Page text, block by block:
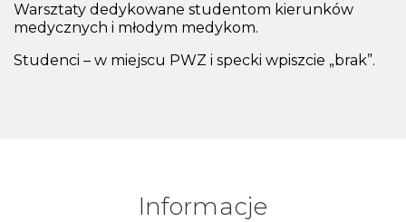
Warsztaty dedykowane studentom kierunków
medycznych i młodym medykom.
Studenci – w miejscu PWZ i specki wpiszcie „brak”.
Informacje